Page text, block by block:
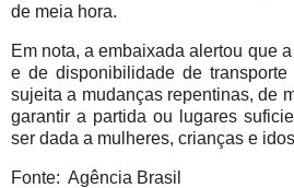
de meia hora.
Em nota, a embaixada alertou que
e de disponibilidade de
sujeita a mudanças repentinas, de
garantir a partida ou lugares
ser dada a mulheres, crianças e
Fonte: Agência Brasil